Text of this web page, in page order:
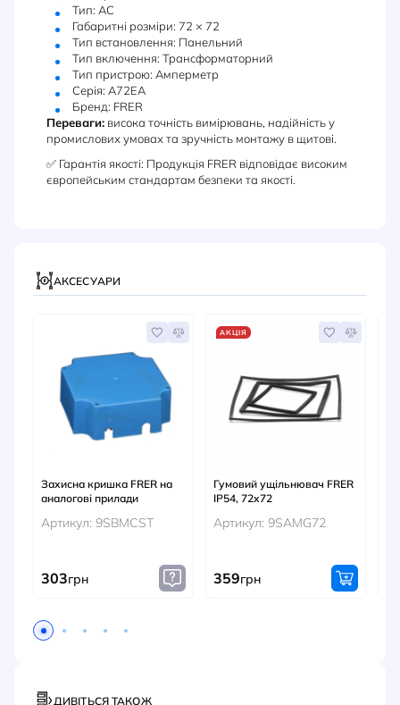
Тип: AC
Габаритні розміри: 72 × 72
Тип встановлення: Панельний
Тип включення: Трансформаторний
Тип пристрою: Амперметр
Серія: A72EA
Бренд: FRER
Переваги: висока точність вимірювань, надійність у
промислових умовах та зручність монтажу в щитові.
✅ Гарантія якості: Продукція FRER відповідає високим
європейським стандартам безпеки та якості.
АКСЕСУАРИ
Захисна кришка FRER на
аналогові прилади
Артикул: 9SBMCST
303грн
АКЦІЯ
Гумовий ущільнювач FRER
IP54, 72х72
Артикул: 9SAMG72
359грн
ДИВІТЬСЯ ТАКОЖ